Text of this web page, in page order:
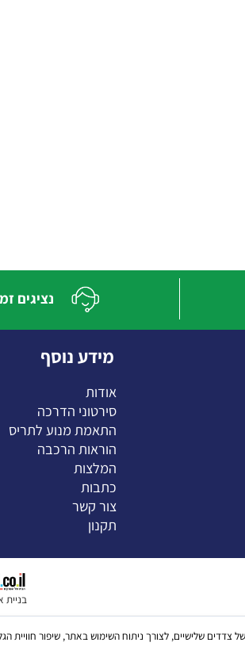
מידע נוסף
אודות
סירטוני הדרכה
התאמת מנוע לתריס
הוראות הרכבה
המלצות
צור קשר